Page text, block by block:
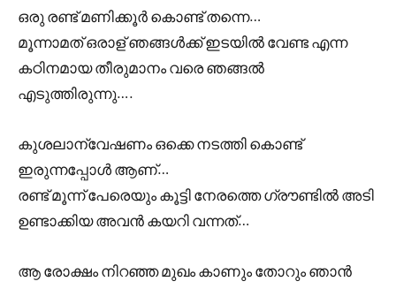
ഒരു രണ്ട് മണിക്കൂർ കൊണ്ട് തന്നെ…
മൂന്നാമത് ഒരാള് ഞങ്ങൾക്ക് ഇടയിൽ വേണ്ട എന്ന
കഠിനമായ തീരുമാനം വരെ ഞങ്ങൽ
എടുത്തിരുന്നു….
കുശലാന്വേഷണം ഒക്കെ നടത്തി കൊണ്ട്
ഇരുന്നപ്പോൾ ആണ്…
രണ്ട് മൂന്ന് പേരെയും കൂട്ടി നേരത്തെ ഗ്രൗണ്ടിൽ അടി
ഉണ്ടാക്കിയ അവൻ കയറി വന്നത്…
ആ രോക്ഷം നിറഞ്ഞ മുഖം കാണും തോറും ഞാൻ